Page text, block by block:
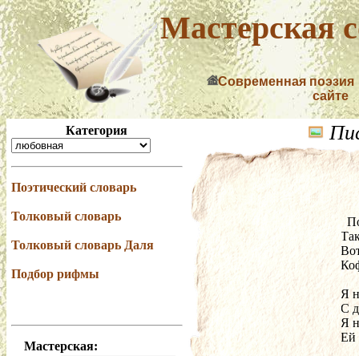
Мастерская
Современная поэзия
сайте
Категория
Поэтический словарь
Толковый словарь
Толковый словарь Даля
Подбор рифмы
Мастерская:
Я
С
Я
Ей